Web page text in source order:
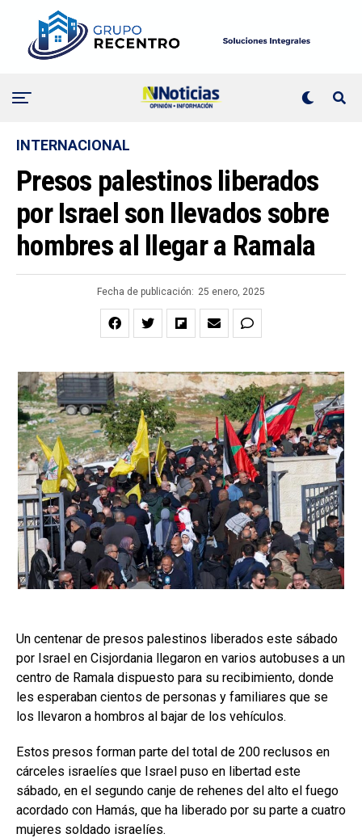
INTERNACIONAL
Presos palestinos liberados
por Israel son llevados sobre
hombres al llegar a Ramala
Fecha de publicación: 25 enero, 2025
Un centenar de presos palestinos liberados este sábado
por Israel en Cisjordania llegaron en varios autobuses a un
centro de Ramala dispuesto para su recibimiento, donde
les esperaban cientos de personas y familiares que se
los llevaron a hombros al bajar de los vehículos.
Estos presos forman parte del total de 200 reclusos en
cárceles israelíes que Israel puso en libertad este
sábado, en el segundo canje de rehenes del alto el fuego
acordado con Hamás, que ha liberado por su parte a cuatro
mujeres soldado israelíes.